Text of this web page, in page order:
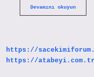
Devamını okuyun
https://
https://atabeyi.com.tr